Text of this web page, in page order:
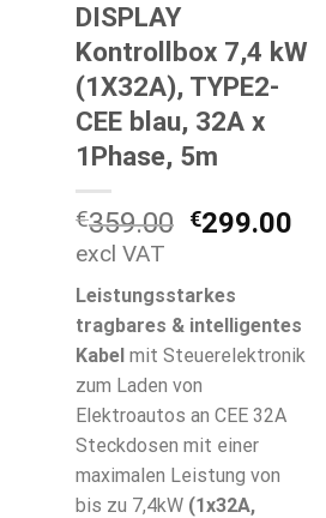
DISPLAY
Kontrollbox 7,4 kW
(1X32A), TYPE2-
CEE blau, 32A x
1Phase, 5m
€359.00
war:
€359.00
€299.00
excl VAT
Leistungsstarkes
tragbares & intelligentes
Kabel mit Steuerelektronik
zum Laden von
Elektroautos an CEE 32A
Steckdosen mit einer
maximalen Leistung von
bis zu 7,4kW (1x32A,